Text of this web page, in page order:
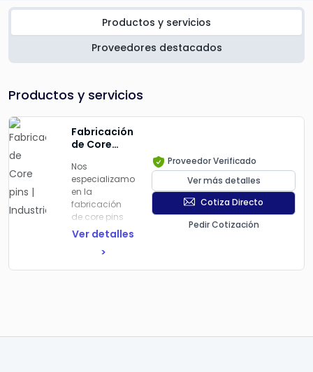
Productos y servicios
Proveedores destacados
Productos y servicios
Fabricación
de Core
Nos
especializamos
en la
fabricación
de core pins
de alta
la industria de
moldes y
Ver detalles
>
Proveedor Verificado
Ver más detalles
Cotiza Directo
Pedir Cotización